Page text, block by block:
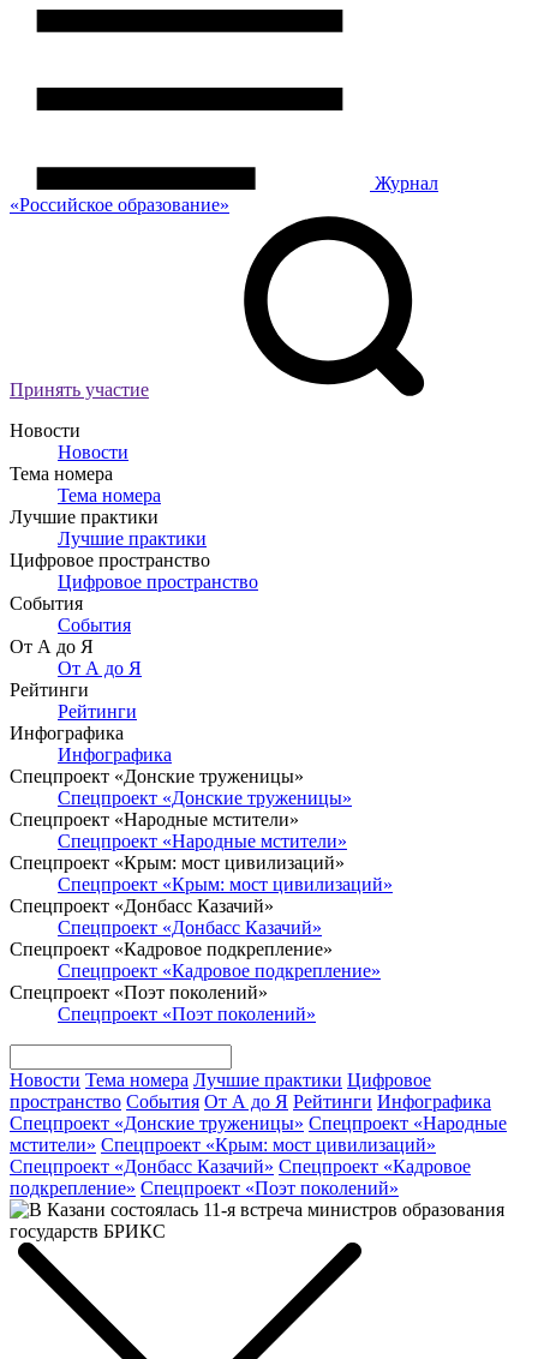
Журнал
«Российское образование»
Принять участие
Новости
Новости
Тема номера
Тема номера
Лучшие практики
Лучшие практики
Цифровое пространство
Цифровое пространство
События
События
От А до Я
От А до Я
Рейтинги
Рейтинги
Инфографика
Инфографика
Спецпроект «Донские труженицы»
Спецпроект «Донские труженицы»
Спецпроект «Народные мстители»
Спецпроект «Народные мстители»
Спецпроект «Крым: мост цивилизаций»
Спецпроект «Крым: мост цивилизаций»
Спецпроект «Донбасс Казачий»
Спецпроект «Донбасс Казачий»
Спецпроект «Кадровое подкрепление»
Спецпроект «Кадровое подкрепление»
Спецпроект «Поэт поколений»
Спецпроект «Поэт поколений»
Новости Тема номера Лучшие практики Цифровое
пространство События От А до Я Рейтинги Инфографика
Спецпроект «Донские труженицы» Спецпроект «Народные
мстители» Спецпроект «Крым: мост цивилизаций»
Спецпроект «Донбасс Казачий» Спецпроект «Кадровое
подкрепление» Спецпроект «Поэт поколений»